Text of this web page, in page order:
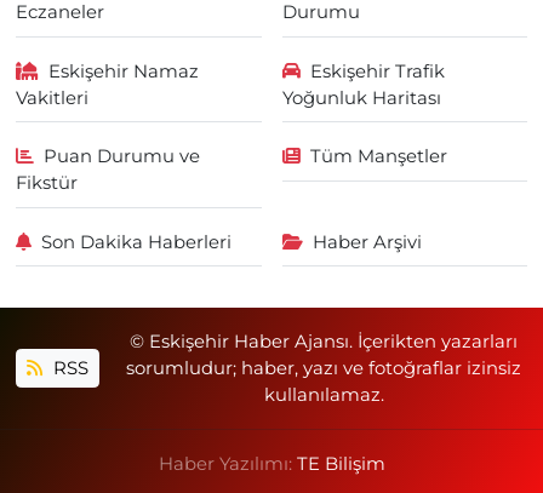
Eczaneler
Durumu
Eskişehir Namaz
Vakitleri
Eskişehir Trafik
Yoğunluk Haritası
Puan Durumu ve
Fikstür
Tüm Manşetler
Son Dakika Haberleri Haber Arşivi
RSS
© Eskişehir Haber Ajansı. İçerikten yazarları
sorumludur; haber, yazı ve fotoğraflar izinsiz
kullanılamaz.
Haber Yazılımı: TE Bilişim